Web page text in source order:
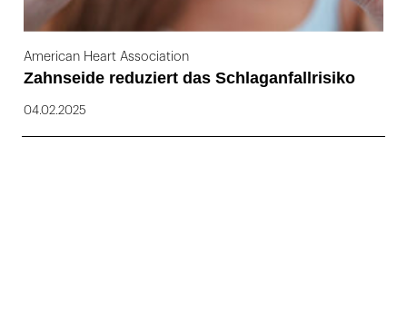
American Heart Association
Zahnseide reduziert das Schlaganfallrisiko
04.02.2025